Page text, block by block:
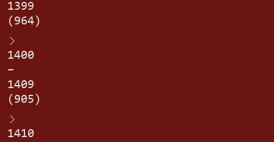
1399
(964)
1400
–
1409
(905)
1410